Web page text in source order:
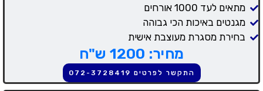
מתאים לעד 1000 אורחים
מגנטים באיכות הכי גבוהה
בחירת מסגרת מעוצבת אישית
מחיר: 1200 ש"ח
התקשר לפרטים 072-3728419